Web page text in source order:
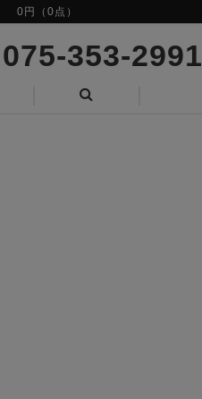
0円（0点）
075-353-2991